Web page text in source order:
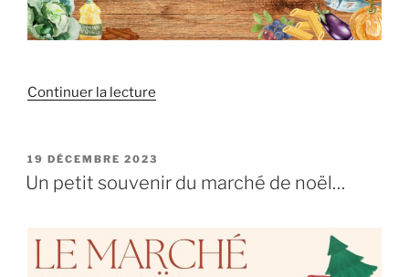
Continuer la lecture
découverte
des
PUBLIÉ
LE
19 DÉCEMBRE 2023
Un petit souvenir du marché de noël…